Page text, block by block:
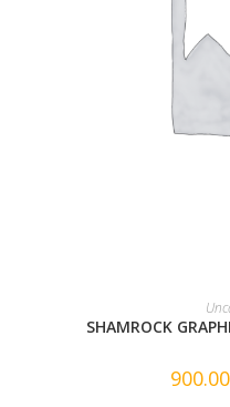
SHAMROCK
900.00